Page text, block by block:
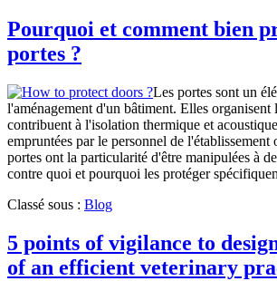
Pourquoi et comment bien
portes ?
Les portes sont un
l'aménagement d'un bâtiment. Elles organisent
contribuent à l'isolation thermique et
empruntées par le personnel de l'établissement
portes ont la particularité d'être manipulées à
contre quoi et pourquoi les protéger
Classé sous : Blog
5 points of vigilance to
of an efficient veterinary